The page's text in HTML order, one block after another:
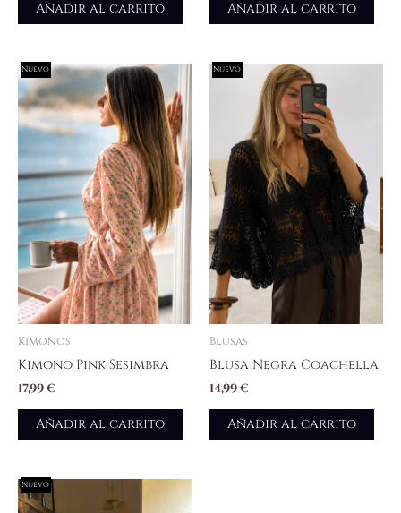
Añadir al carrito Añadir al carrito
Nuevo
Kimonos
Kimono Pink Sesimbra
17,99€
Añadir al carrito
Nuevo
Blusas
Blusa Negra Coachella
14,99€
Añadir al carrito
Nuevo